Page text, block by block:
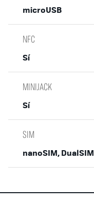
microUSB
NFC
Sí
MINIJACK
Sí
SIM
nanoSIM, DualSIM